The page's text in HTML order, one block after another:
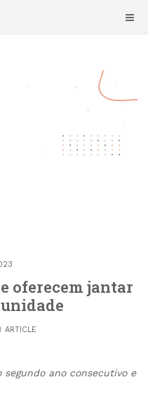
oferecem jantar
ARTICLE
ano consecutivo e